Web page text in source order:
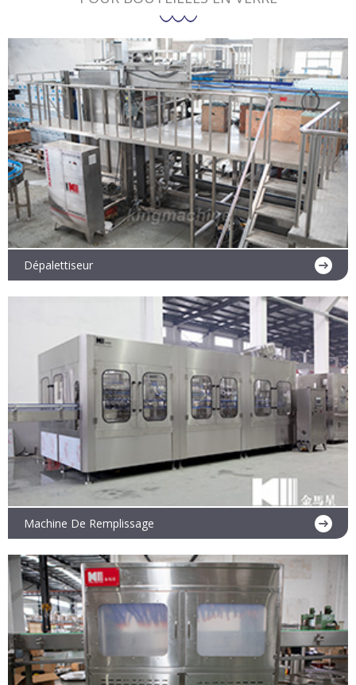
En savoir plus
Dépalettiseur
En savoir plus
Machine De Remplissage